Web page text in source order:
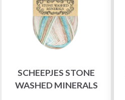
SCHEEPJES STONE
WASHED MINERALS